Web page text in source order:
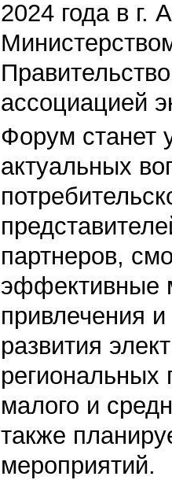
2024 года в г.
ассоциацией
Форум станет
актуальных
партнеров,
эффективные
привлечения
развития
региональных
малого и
также
мероприятий.